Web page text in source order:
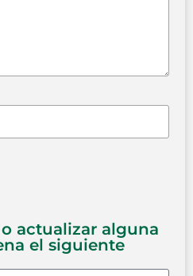
actualizar alguna
el siguiente